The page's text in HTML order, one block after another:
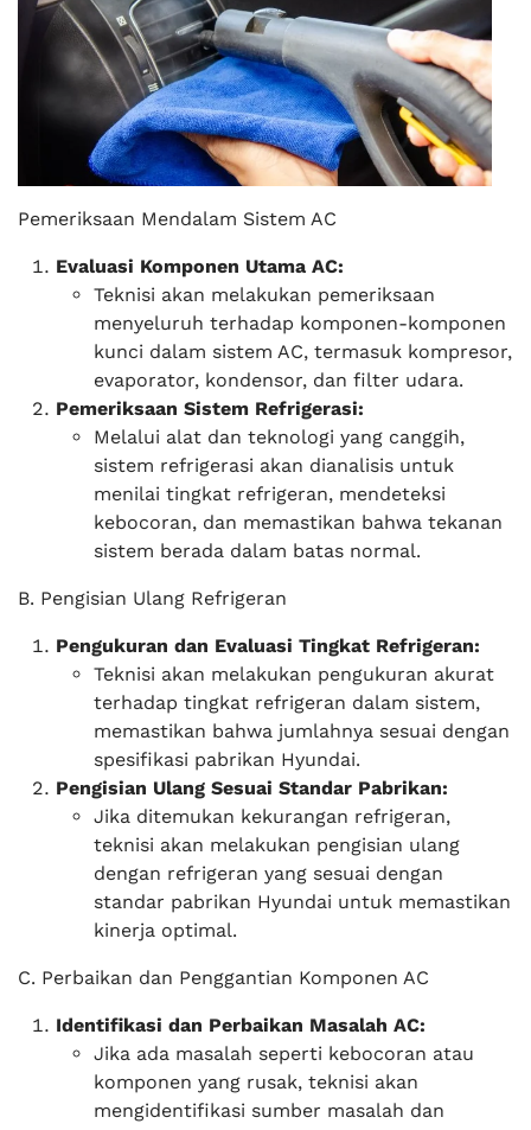
Pemeriksaan Mendalam Sistem AC
Evaluasi Komponen Utama AC:
Teknisi akan melakukan pemeriksaan
menyeluruh terhadap komponen-komponen
kunci dalam sistem AC, termasuk kompresor,
evaporator, kondensor, dan filter udara.
Pemeriksaan Sistem Refrigerasi:
Melalui alat dan teknologi yang canggih,
sistem refrigerasi akan dianalisis untuk
menilai tingkat refrigeran, mendeteksi
kebocoran, dan memastikan bahwa tekanan
sistem berada dalam batas normal.
B. Pengisian Ulang Refrigeran
Pengukuran dan Evaluasi Tingkat Refrigeran:
Teknisi akan melakukan pengukuran akurat
terhadap tingkat refrigeran dalam sistem,
memastikan bahwa jumlahnya sesuai dengan
spesifikasi pabrikan Hyundai.
Pengisian Ulang Sesuai Standar Pabrikan:
Jika ditemukan kekurangan refrigeran,
teknisi akan melakukan pengisian ulang
dengan refrigeran yang sesuai dengan
standar pabrikan Hyundai untuk memastikan
kinerja optimal.
C. Perbaikan dan Penggantian Komponen AC
Identifikasi dan Perbaikan Masalah AC:
Jika ada masalah seperti kebocoran atau
komponen yang rusak, teknisi akan
mengidentifikasi sumber masalah dan